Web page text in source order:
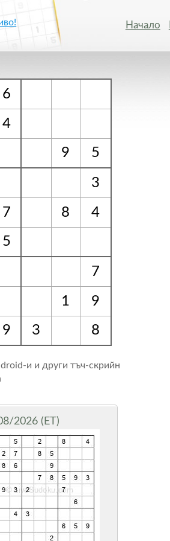
Начало
6
4
9 5
3
7 8
4
5
7
1
9
9 3 8
и и други тъч-скрийн
2026 (ET)